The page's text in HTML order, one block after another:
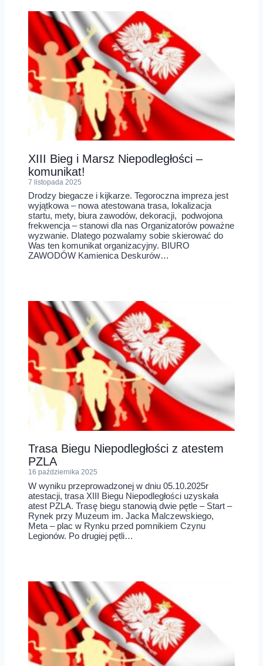
XIII Bieg i Marsz Niepodległości –
komunikat!
7 listopada 2025
Drodzy biegacze i kijkarze. Tegoroczna impreza jest
wyjątkowa – nowa atestowana trasa, lokalizacja
startu, mety, biura zawodów, dekoracji, podwojona
frekwencja – stanowi dla nas Organizatorów poważne
wyzwanie. Dlatego pozwalamy sobie skierować do
Was ten komunikat organizacyjny. BIURO
ZAWODÓW Kamienica Deskurów…
Trasa Biegu Niepodległości z atestem
PZLA
16 października 2025
W wyniku przeprowadzonej w dniu 05.10.2025r
atestacji, trasa XIII Biegu Niepodległości uzyskała
atest PZLA. Trasę biegu stanowią dwie pętle – Start –
Rynek przy Muzeum im. Jacka Malczewskiego,
Meta – plac w Rynku przed pomnikiem Czynu
Legionów. Po drugiej pętli…